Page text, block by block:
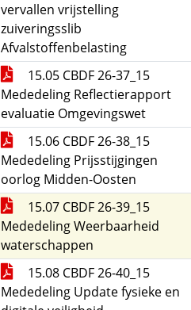
vervallen vrijstelling
zuiveringsslib
Afvalstoffenbelasting
15.05 CBDF 26-37_15
Mededeling Reflectierapport
evaluatie Omgevingswet
15.06 CBDF 26-38_15
Mededeling Prijsstijgingen
oorlog Midden-Oosten
15.07 CBDF 26-39_15
Mededeling Weerbaarheid
waterschappen
15.08 CBDF 26-40_15
Mededeling Update fysieke en